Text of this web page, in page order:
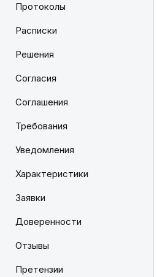
Протоколы
Расписки
Решения
Согласия
Соглашения
Требования
Уведомления
Характеристики
Заявки
Доверенности
Отзывы
Претензии